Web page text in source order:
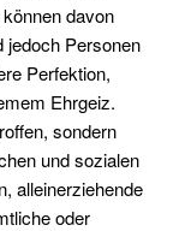
davon
jedoch Personen
Perfektion,
Ehrgeiz.
sondern
und sozialen
alleinerziehende
oder